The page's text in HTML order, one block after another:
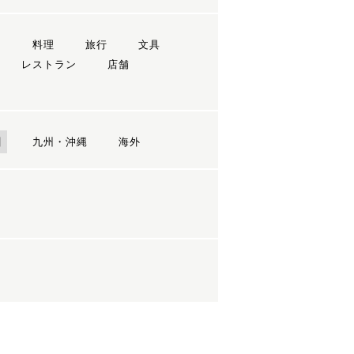
料理 旅行
文具
レストラン
店舗
九州・沖縄 海外